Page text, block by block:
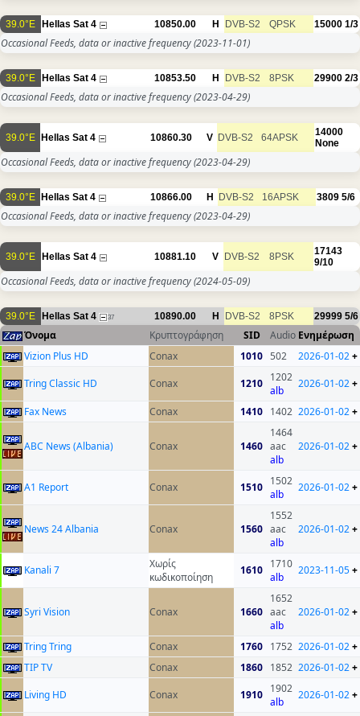
39.0°E Hellas Sat 4 10850.00 H DVB-S2 QPSK 15000 1/3
Occasional Feeds, data or inactive frequency(2023-11-01)
39.0°E Hellas Sat 4 10853.50 H DVB-S2 8PSK 29900 2/3
Occasional Feeds, data or inactive frequency(2023-04-29)
39.0°E Hellas Sat 4 10860.30 V DVB-S2 64APSK
14000
None
Occasional Feeds, data or inactive frequency(2023-04-29)
39.0°E Hellas Sat 4 10866.00 H DVB-S2 16APSK 3809 5/6
Occasional Feeds, data or inactive frequency(2023-04-29)
39.0°E Hellas Sat 4 10881.10 V DVB-S2 8PSK
17143
9/10
Occasional Feeds, data or inactive frequency(2024-05-09)
39.0°E Hellas Sat 4 37 10890.00 H DVB-S2 8PSK 29999 5/6
Όνομα Κρυπτογράφηση SID Audio Ενημέρωση
Vizion Plus HD
Conax 1010 502 2026-01-02+
Tring Classic HD
Conax 1210 1202
alb
2026-01-02+
Fax News Conax 1410 1402 2026-01-02+
ABC News (Albania) Conax 1460
1464
aac
alb
2026-01-02+
A1 Report Conax 1510 1502
alb
2026-01-02+
News 24 Albania Conax 1560
1552
aac
alb
2026-01-02+
Kanali 7
Χωρίς
κωδικοποίηση
1610 1710
alb
2023-11-05+
Syri Vision Conax 1660
1652
aac
alb
2026-01-02+
Tring Tring Conax 1760 1752 2026-01-02+
TIP TV
Conax 1860 1852 2026-01-02+
Living HD
Conax 1910 1902
alb
2026-01-02+